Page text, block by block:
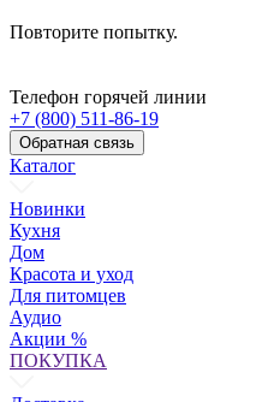
Повторите попытку.
Телефон горячей линии
+7 (800) 511-86-19
Обратная связь
Каталог
Новинки
Кухня
Дом
Красота и уход
Для питомцев
Аудио
Акции %
ПОКУПКА